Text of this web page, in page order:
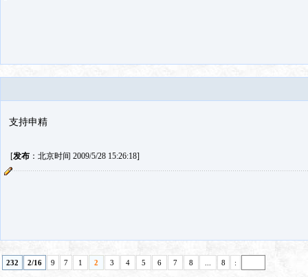
支持申精
[发布：北京时间 2009/5/28 15:26:18]
232 2/16 9 7 1 2 3 4 5 6 7 8 8 :